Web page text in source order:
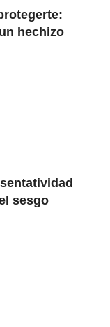
hechizo
sesgo